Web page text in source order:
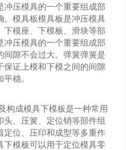
冲压模具的一个重要组成部
。模具板模具板是冲压模具
下模座、下模板、滑块等部
冲压模具的一个重要组成部
间隙不会过大。弹簧弹簧是
保证上模和下模之间的间隙
稳。
构成模具下模板是一种常用
、压簧、定位销等部件组
定位、压印和成型等多重作
下模板可以用于定位模具零